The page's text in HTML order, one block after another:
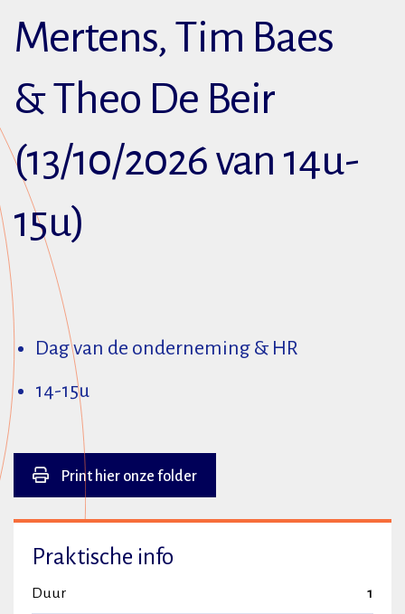
Mertens, Tim Baes
& Theo De Beir
(13/10/2026 van 14u-
15u)
Dag van de onderneming & HR
14-15u
Print hier onze folder
Praktische info
Duur 1